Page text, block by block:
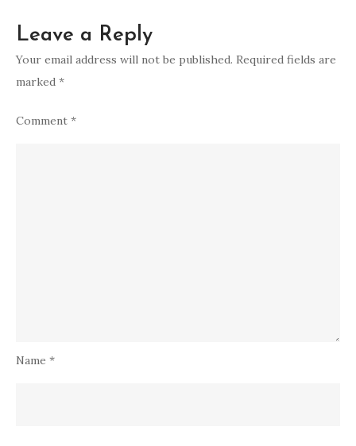
Leave a Reply
Your email address will not be published. Required fields are
marked *
Comment *
Name *